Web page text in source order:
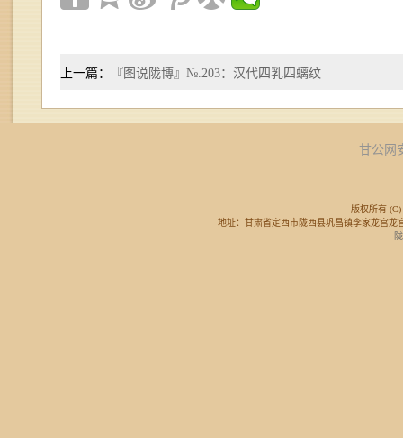
上一篇： 『图说陇博』№.203：汉代四乳四螭纹
甘公网
版权所有
地址：甘肃省定西市陇西县巩昌镇李家龙宫龙